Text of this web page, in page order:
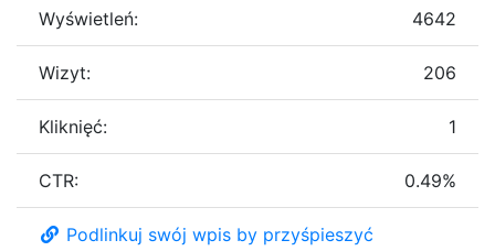
Wyświetleń: 4642
Wizyt: 206
Kliknięć: 1
CTR: 0.49%
Podlinkuj swój wpis by przyśpieszyć